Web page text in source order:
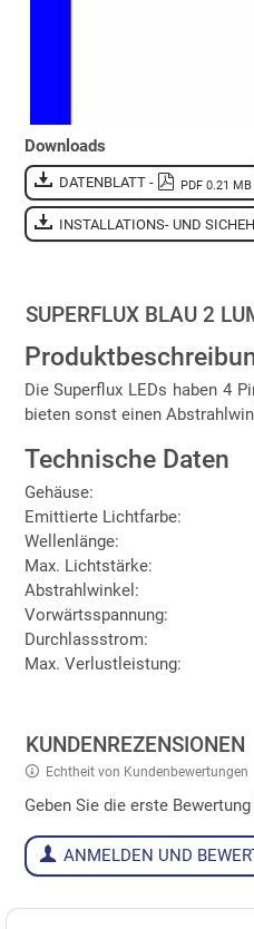
Downloads
DATENBLATT - PDF 0.21 MB
INSTALLATIONS- UND
SUPERFLUX BLAU 2
Die Superflux LEDs haben 4
bieten sonst einen
Technische Daten
Gehäuse:
Emittierte Lichtfarbe:
Wellenlänge:
Max. Lichtstärke:
Abstrahlwinkel:
Vorwärtsspannung:
Durchlassstrom:
Max. Verlustleistung:
KUNDENREZENSIONEN
Echtheit von Kundenbewertungen
Geben Sie die erste
ANMELDEN UND